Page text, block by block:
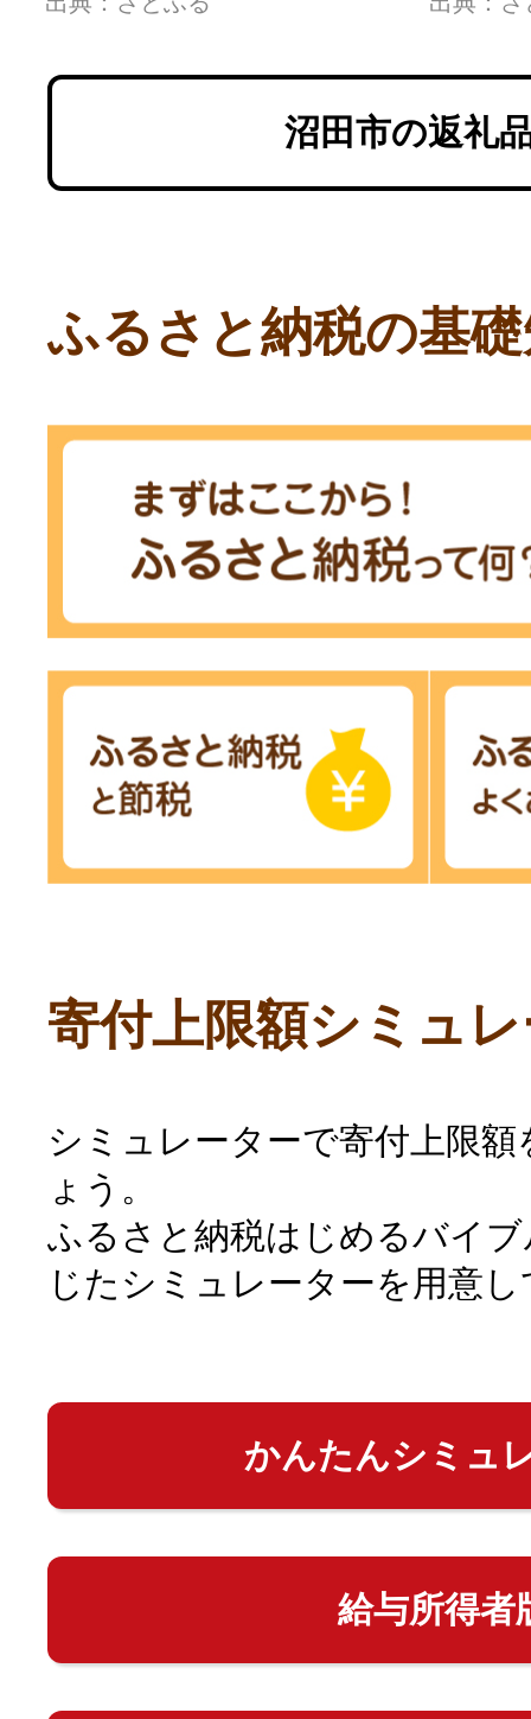
沼田市の返礼
ふるさと納税の基
寄付上限額シミュ
シミュレーターで寄付上限
ょう。
ふるさと納税はじめるバイ
じたシミュレーターを用意
かんたんシミュ
給与所得者